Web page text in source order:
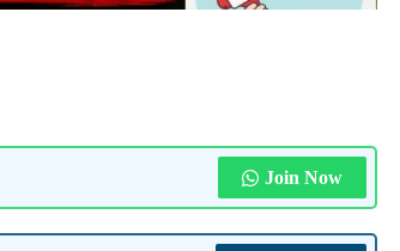
Join Now